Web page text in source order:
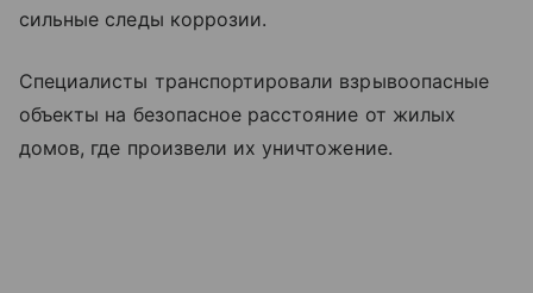
сильные следы коррозии.
Специалисты транспортировали взрывоопасные
объекты на безопасное расстояние от жилых
домов, где произвели их уничтожение.